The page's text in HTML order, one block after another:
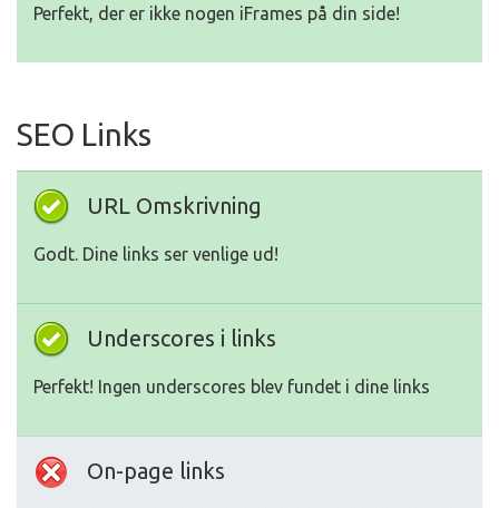
Perfekt, der er ikke nogen iFrames på din side!
SEO Links
URL Omskrivning
Godt. Dine links ser venlige ud!
Underscores i links
Perfekt! Ingen underscores blev fundet i dine links
On-page links